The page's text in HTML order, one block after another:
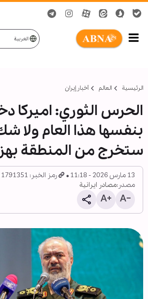
العربية
الرئيسية العالم أخبار إيران
الحرس الثوري: اميركا
بنفسها هذا العام ولا
ستخرج من المنطقة
13 مارس 2026 - 11:18
رمز الخبر: 1791351
مصدر:مصادر ايرانية